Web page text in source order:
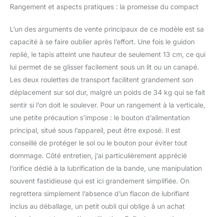
Rangement et aspects pratiques : la promesse du compact
L’un des arguments de vente principaux de ce modèle est sa
capacité à se faire oublier après l’effort. Une fois le guidon
replié, le tapis atteint une hauteur de seulement 13 cm, ce qui
lui permet de se glisser facilement sous un lit ou un canapé.
Les deux roulettes de transport facilitent grandement son
déplacement sur sol dur, malgré un poids de 34 kg qui se fait
sentir si l’on doit le soulever. Pour un rangement à la verticale,
une petite précaution s’impose : le bouton d’alimentation
principal, situé sous l’appareil, peut être exposé. Il est
conseillé de protéger le sol ou le bouton pour éviter tout
dommage. Côté entretien, j’ai particulièrement apprécié
l’orifice dédié à la lubrification de la bande, une manipulation
souvent fastidieuse qui est ici grandement simplifiée. On
regrettera simplement l’absence d’un flacon de lubrifiant
inclus au déballage, un petit oubli qui oblige à un achat